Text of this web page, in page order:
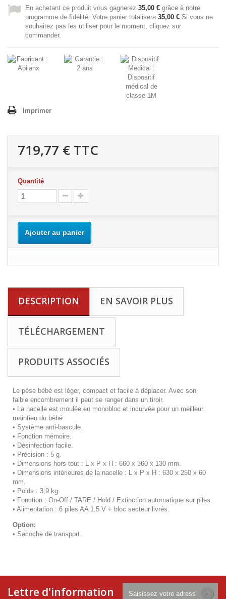
En achetant ce produit vous gagnerez 35,00 € grâce à notre
programme de fidélité. Votre panier totalisera 35,00 € Si vous ne
souhaitez pas les utiliser pour le moment, cliquez sur
commander.
Imprimer
719,77 € TTC
Quantité
Ajouter au panier
DESCRIPTION EN SAVOIR PLUS
TÉLÉCHARGEMENT
PRODUITS ASSOCIÉS
Le pèse bébé est léger, compact et facile à déplacer. Avec son
faible encombrement il peut se ranger dans un tiroir.
• La nacelle est moulée en monobloc et incurvée pour un meilleur
maintien du bébé.
• Système anti-bascule.
• Fonction mémoire.
• Désinfection facile.
• Précision : 5 g.
• Dimensions hors-tout : L x P x H : 660 x 360 x 130 mm.
• Dimensions intérieures de la nacelle : L x P x H : 630 x 250 x 60
mm.
• Poids : 3,9 kg.
• Fonction : On-Off / TARE / Hold / Extinction automatique sur piles.
• Alimentation : 6 piles AA 1,5 V + bloc secteur livrés.
Option:
• Sacoche de transport.
Lettre d'information